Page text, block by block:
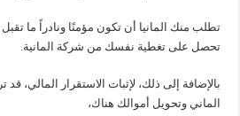
تطلب منك المانيا أن تكون مؤمنًا ونادراً ما تقبل
تحصل على تغطية نفسك من شركة المانية.
بالإضافة إلى ذلك، لإثبات الاستقرار
الماني وتحويل أموالك هناك،